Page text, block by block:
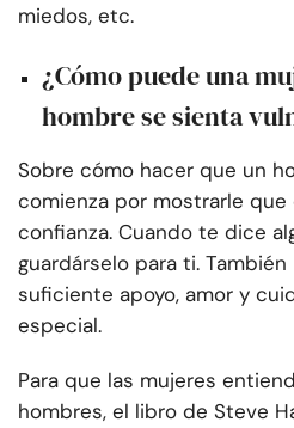
miedos, etc.
¿Cómo puede una
hombre se sienta
Sobre cómo hacer que un
comienza por mostrarle que
confianza. Cuando te dice
guardárselo para ti.
suficiente apoyo, amor y
especial.
Para que las mujeres
hombres, el libro de Steve